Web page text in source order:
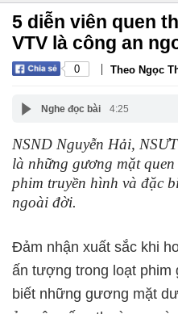
5 diễn viên quen
VTV là công an
0 | Theo Ngọc
Nghe đọc bài 4:25
NSND Nguyễn Hải,
là những gương mặt
phim truyền hình và đặc
ngoài đời.
Đảm nhận xuất sắc khi
ấn tượng trong loạt phim
biết những gương mặt